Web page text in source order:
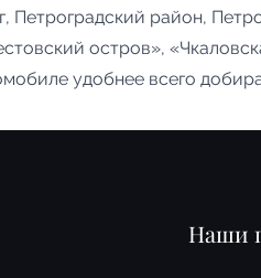
Петроградский район,
остров»,
удобнее всего
Наши